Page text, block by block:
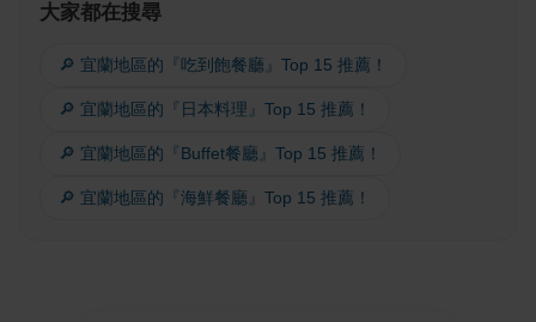
大家都在搜尋
🔎 宜蘭地區的『吃到飽餐廳』Top 15 推薦！
🔎 宜蘭地區的『日本料理』Top 15 推薦！
🔎 宜蘭地區的『Buffet餐廳』Top 15 推薦！
🔎 宜蘭地區的『海鮮餐廳』Top 15 推薦！